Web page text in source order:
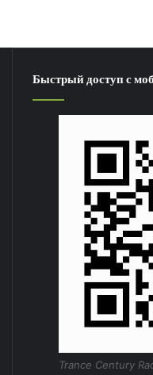
Быстрый доступ с
Trance Century